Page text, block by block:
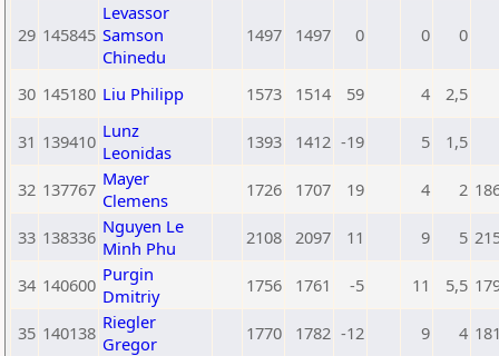
29 145845
Levassor
Samson
Chinedu
1497 1497 0 0 0
30 145180 Liu Philipp 1573 1514 59 4 2,5
31 139410 Lunz
Leonidas
1393 1412 -19 5 1,5
32 137767 Mayer
Clemens
1726 1707 19 4 2
33 138336 Nguyen Le
Minh Phu
2108 2097 11 9 5
34 140600 Purgin
Dmitriy
1756 1761 -5 11 5,5
35 140138 Riegler
Gregor
1770 1782 -12 9 4